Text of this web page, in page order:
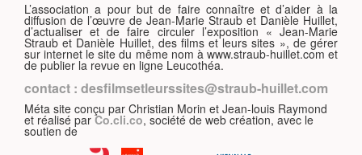
L’association a pour but de faire connaître et d’aider à la
diffusion de l’œuvre de Jean-Marie Straub et Danièle Huillet,
d’actualiser et de faire circuler l’exposition « Jean-Marie
Straub et Danièle Huillet, des films et leurs sites », de gérer
sur internet le site du même nom à www.straub-huillet.com et
de publier la revue en ligne Leucothéa.
contact : desfilmsetleurssites@straub-huillet.com
Méta site conçu par Christian Morin et Jean-louis Raymond
et réalisé par Co.cli.co, société de web création, avec le
soutien de